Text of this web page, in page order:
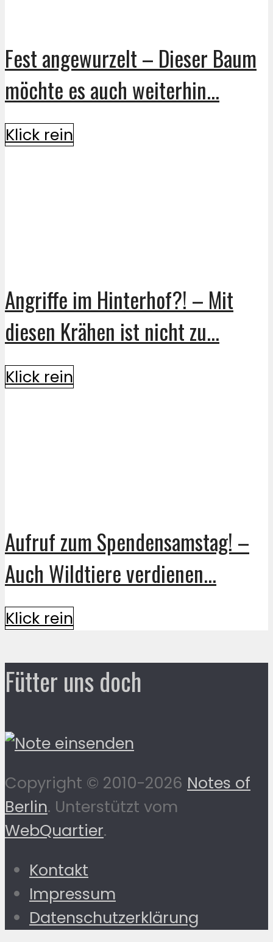
Fest angewurzelt – Dieser Baum
möchte es auch weiterhin...
Klick rein
Angriffe im Hinterhof?! – Mit
diesen Krähen ist nicht zu...
Klick rein
Aufruf zum Spendensamstag! –
Auch Wildtiere verdienen...
Klick rein
Fütter uns doch
Copyright © 2010-2026 Notes of
Berlin. Unterstützt vom
WebQuartier.
Kontakt
Impressum
Datenschutzerklärung